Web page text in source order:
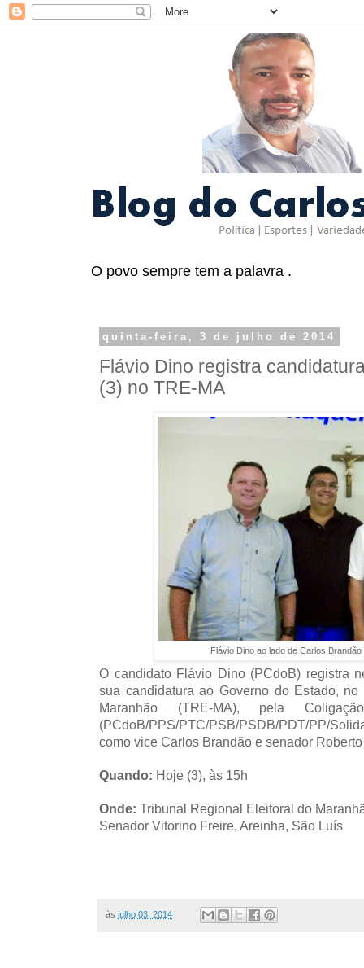
O povo sempre tem a palavra .
quinta-feira, 3 de julho de 2014
Flávio Dino registra
(3) no TRE-MA
Flávio Dino ao lado de Carlos
O candidato Flávio Dino (PCdoB) registra
sua candidatura ao Governo do Estado,
Maranhão (TRE-MA), pela
(PCdoB/PPS/PTC/PSB/PSDB/PDT/PP/
como vice Carlos Brandão e senador
Quando: Hoje (3), às 15h
Onde: Tribunal Regional Eleitoral do
Senador Vitorino Freire, Areinha, São Luís
às julho 03, 2014